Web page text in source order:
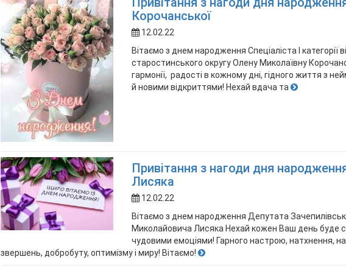
Корочанської
12.02.22
Вітаємо з днем народження Спеціаліста І категорії
старостинського округу Олену Миколаївну
гармонії, радості в кожному дні, гідного життя з
й новими відкриттями! Нехай вдача та
Привітання з нагоди дня
Лисяка
12.02.22
Вітаємо з днем народження Депутата
Миколайовича Лисяка Нехай кожен Ваш день буде
чудовими емоціями! Гарного настрою, натхнення,
звершень, добробуту, оптимізму і миру! Вітаємо!